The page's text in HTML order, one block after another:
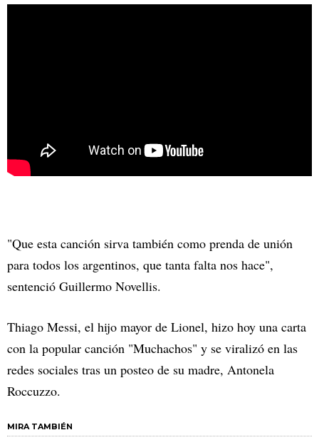
"Que esta canción sirva también como prenda de unión
para todos los argentinos, que tanta falta nos hace",
sentenció Guillermo Novellis.
Thiago Messi, el hijo mayor de Lionel, hizo hoy una carta
con la popular canción "Muchachos" y se viralizó en las
redes sociales tras un posteo de su madre, Antonela
Roccuzzo.
MIRA TAMBIÉN